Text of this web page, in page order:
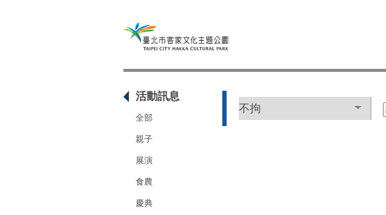
活動訊息
全部
親子
展演
食農
慶典